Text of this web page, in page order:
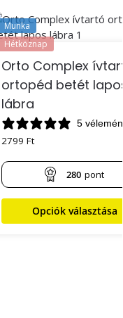
Munka
Hétköznap
Orto Complex
ortopéd betét
lábra
5
2799 Ft
280 pont
Opciók választása